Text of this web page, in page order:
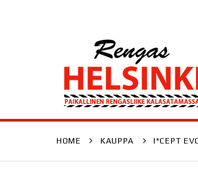
HOME KAUPPA I*CEPT